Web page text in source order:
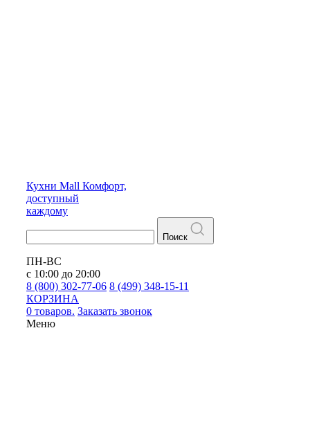
Кухни Mall Комфорт,
доступный
каждому
Поиск
ПН-ВС
с 10:00 до 20:00
8 (800) 302-77-06 8 (499) 348-15-11
КОРЗИНА
0 товаров. Заказать звонок
Меню